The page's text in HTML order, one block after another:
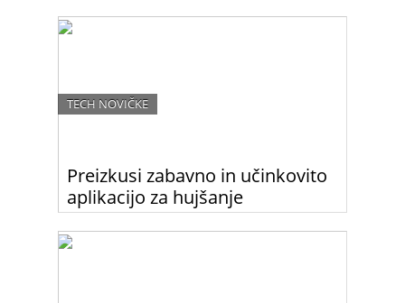
Preizkusi zabavno in učinkovito
aplikacijo za hujšanje
TECH NOVIČKE
zabaven način, preizkusi to novo aplikacijo, s
pomočjo katere boš začela jesti bolj zdravo in